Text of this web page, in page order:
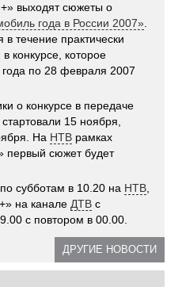
выходят сюжеты о
года в России 2007»
течение практически
конкурсе, которое
по 28 февраля 2007
о конкурсе в передаче
15 ноября,
На НТВ рамках
первый сюжет будет
субботам в 10.20 на НТВ
на канале ДТВ с
с повтором в 00.00.
ДРУГИЕ НОВОСТИ